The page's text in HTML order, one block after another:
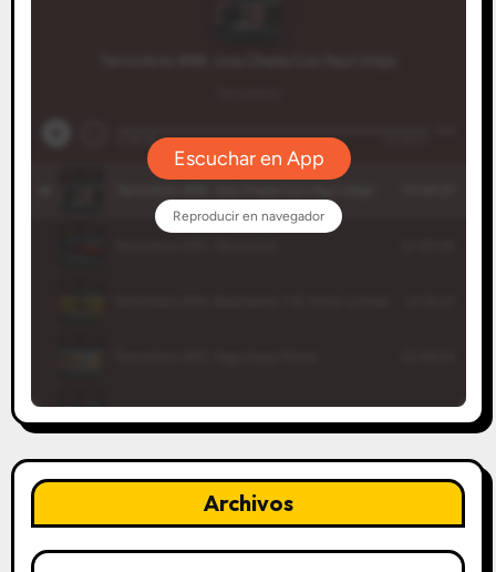
Archivos
Archivos